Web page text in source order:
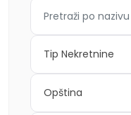
Tip Nekretnine
Opština